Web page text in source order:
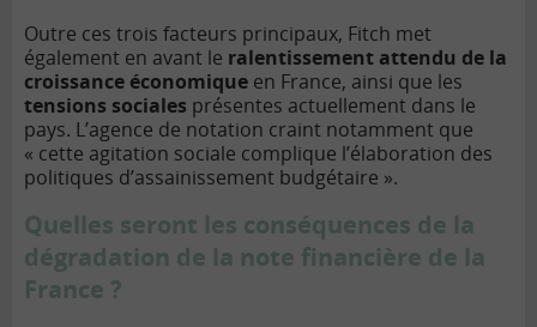
Outre ces trois facteurs principaux, Fitch met
également en avant le ralentissement attendu de la
croissance économique en France, ainsi que les
tensions sociales présentes actuellement dans le
pays. L’agence de notation craint notamment que
« cette agitation sociale complique l’élaboration des
politiques d’assainissement budgétaire ».
Quelles seront les conséquences de la
dégradation de la note financière de la
France ?